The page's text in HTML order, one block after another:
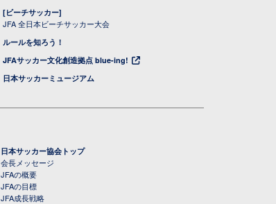
[ビーチサッカー]
JFA 全日本ビーチサッカー大会
ルールを知ろう！
JFAサッカー文化創造拠点 blue-ing!
日本サッカーミュージアム
日本サッカー協会トップ
会長メッセージ
JFAの概要
JFAの目標
JFA成長戦略